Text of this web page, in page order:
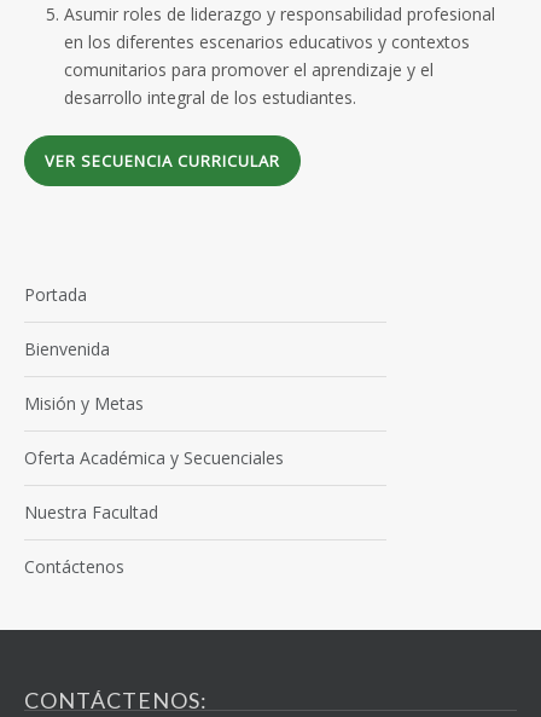
Asumir roles de liderazgo y responsabilidad profesional
en los diferentes escenarios educativos y contextos
comunitarios para promover el aprendizaje y el
desarrollo integral de los estudiantes.
VER SECUENCIA CURRICULAR
Portada
Bienvenida
Misión y Metas
Oferta Académica y Secuenciales
Nuestra Facultad
Contáctenos
CONTÁCTENOS: